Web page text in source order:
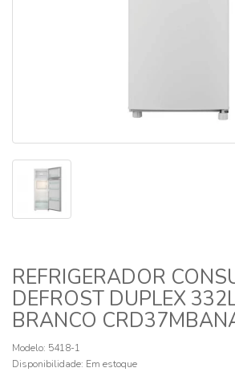
REFRIGERADOR
DEFROST DUPLEX
BRANCO
Modelo: 5418-1
Disponibilidade: Em estoque